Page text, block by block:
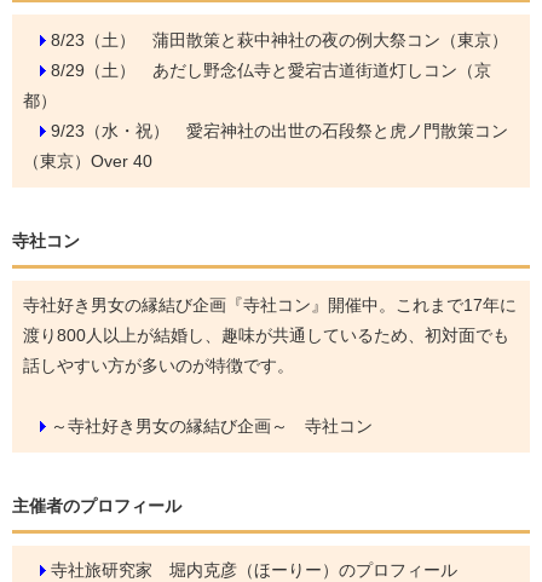
8/23（土） 蒲田散策と萩中神社の夜の例大祭コン（東京）
8/29（土） あだし野念仏寺と愛宕古道街道灯しコン（京
都）
9/23（水・祝） 愛宕神社の出世の石段祭と虎ノ門散策コン
（東京）Over 40
寺社コン
寺社好き男女の縁結び企画『寺社コン』開催中。これまで17年に
渡り800人以上が結婚し、趣味が共通しているため、初対面でも
話しやすい方が多いのが特徴です。
～寺社好き男女の縁結び企画～ 寺社コン
主催者のプロフィール
寺社旅研究家 堀内克彦（ほーりー）のプロフィール